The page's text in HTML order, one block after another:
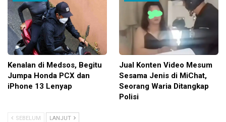
Kenalan di Medsos, Begitu
Jumpa Honda PCX dan
iPhone 13 Lenyap
Jual Konten Video Mesum
Sesama Jenis di MiChat,
Seorang Waria Ditangkap
Polisi
SEBELUM LANJUT